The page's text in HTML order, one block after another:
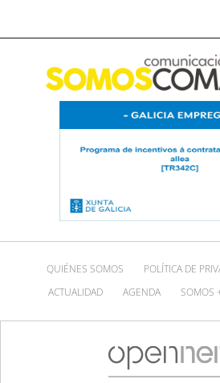
QUIÉNES SOMOS POLÍTICA DE
ACTUALIDAD
AGENDA SOMOS